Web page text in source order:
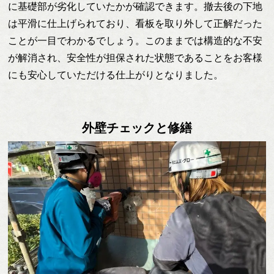
に基礎部が劣化していたかが確認できます。撤去後の下地
は平滑に仕上げられており、看板を取り外して正解だった
ことが一目でわかるでしょう。このままでは構造的な不安
が解消され、安全性が担保された状態であることをお客様
にも安心していただける仕上がりとなりました。
外壁チェックと修繕